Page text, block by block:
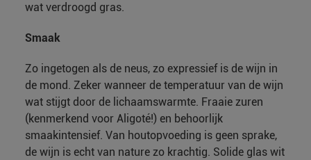
wat verdroogd gras.
Smaak
Zo ingetogen als de neus, zo expressief is de wijn in
de mond. Zeker wanneer de temperatuur van de wijn
wat stijgt door de lichaamswarmte. Fraaie zuren
(kenmerkend voor Aligoté!) en behoorlijk
smaakintensief. Van houtopvoeding is geen sprake,
de wijn is echt van nature zo krachtig. Solide glas wit